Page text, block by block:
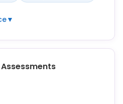
▼
und KI-Tools können im
Arbeiten eingesetzt
Rechtschreibung, Sprache